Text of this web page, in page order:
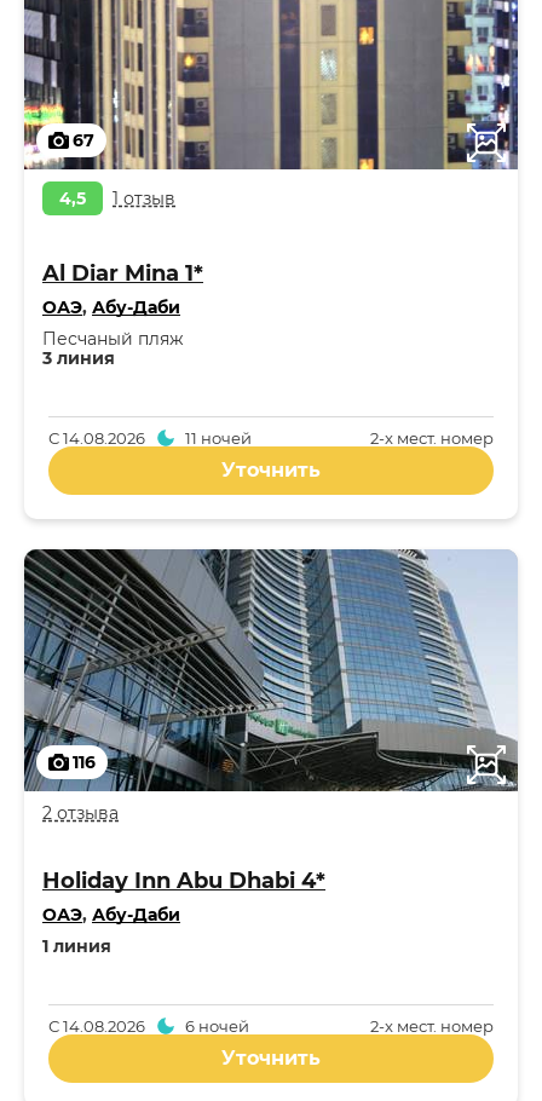
67
4,5 1 отзыв
Al Diar Mina 1*
ОАЭ, Абу-Даби
3 линия
Песчаный пляж
2-x мест. номер
С14.08.2026 11 ночей
Уточнить
116
2 отзыва
Holiday Inn Abu Dhabi 4*
ОАЭ, Абу-Даби
1 линия
2-x мест. номер
С14.08.2026 6 ночей
Уточнить